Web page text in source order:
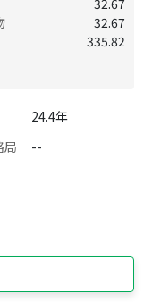
32.67
32.67
335.82
24.4年
局
--